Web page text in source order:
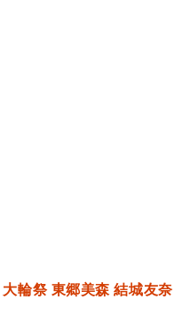
大輪祭 東郷美森 結城友奈